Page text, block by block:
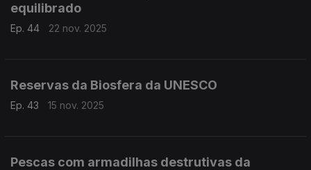
equilibrado
Ep. 44 22 nov. 2025
Reservas da Biosfera da UNESCO
Ep. 43 15 nov. 2025
Pescas com armadilhas destrutivas da